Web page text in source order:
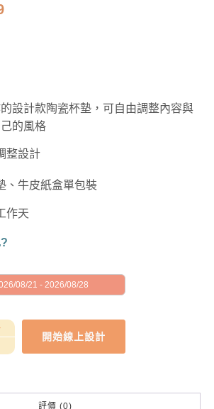
設計款陶瓷杯墊，可自由調整內容與
的風格
整設計
、牛皮紙盒單包裝
作天
08/21 - 2026/08/28
開始線上設計
評價 (0)